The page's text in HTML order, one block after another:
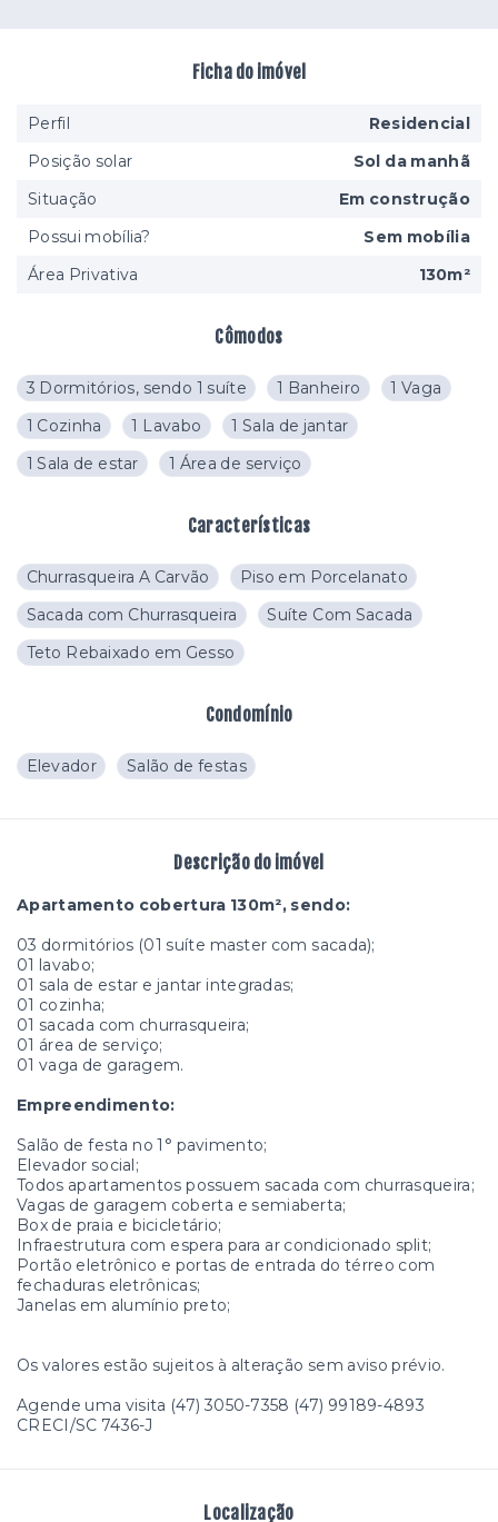
Cômodos
3 Dormitórios, sendo 1 suíte 1 Banheiro
1 Vaga
1 Cozinha
1 Lavabo
1 Sala de jantar
1 Sala de estar
1 Área de serviço
Características
Churrasqueira A Carvão
Piso em Porcelanato
Sacada com Churrasqueira
Suíte Com Sacada
Teto Rebaixado em Gesso
Condomínio
Elevador Salão de festas
Descrição do imóvel
Apartamento cobertura 130m², sendo:
03 dormitórios (01 suíte master com sacada);
01 lavabo;
01 sala de estar e jantar integradas;
01 cozinha;
01 sacada com churrasqueira;
01 área de serviço;
01 vaga de garagem.
Empreendimento:
Salão de festa no 1° pavimento;
Elevador social;
Todos apartamentos possuem sacada com churrasqueira;
Vagas de garagem coberta e semiaberta;
Box de praia e bicicletário;
Infraestrutura com espera para ar condicionado split;
Portão eletrônico e portas de entrada do térreo com
fechaduras eletrônicas;
Janelas em alumínio preto;
Os valores estão sujeitos à alteração sem aviso prévio.
Agende uma visita (47) 3050-7358 (47) 99189-4893
CRECI/SC 7436-J
Localização
Ficha do imóvel
Perfil
Residencial
Posição solar
Sol da manhã
Situação
Em construção
Possui mobília?
Sem mobília
Área Privativa
130m²